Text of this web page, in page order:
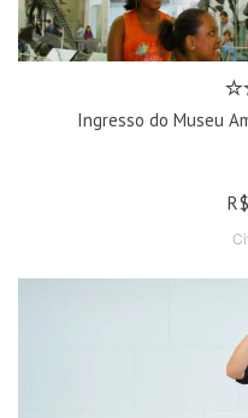
Ingresso do Museu